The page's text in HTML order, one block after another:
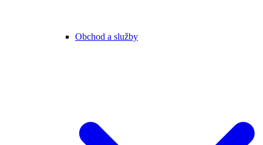
Obchod a služby